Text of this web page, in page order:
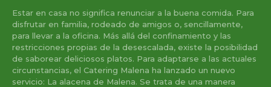
Estar en casa no significa renunciar a la buena comida. Para
disfrutar en familia, rodeado de amigos o, sencillamente,
para llevar a la oficina. Más allá del confinamiento y las
restricciones propias de la desescalada, existe la posibilidad
de saborear deliciosos platos. Para adaptarse a las actuales
circunstancias, el Catering Malena ha lanzado un nuevo
servicio: La alacena de Malena. Se trata de una manera